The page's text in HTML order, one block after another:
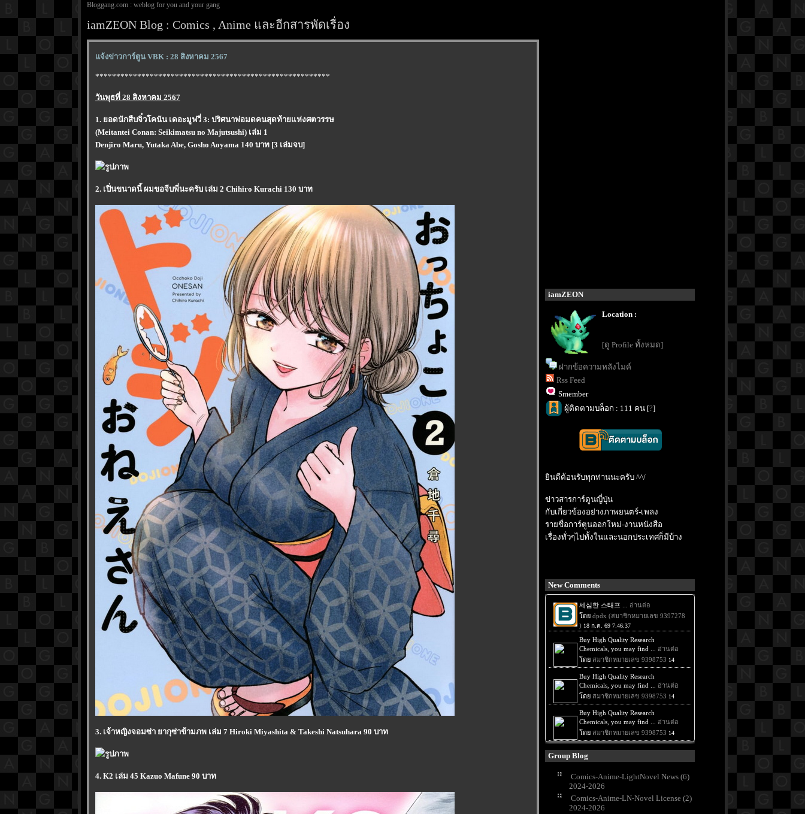
Bloggang.com : weblog for you and your gang
iamZEON Blog : Comics , Anime และอีกสารพัดเรื่อง
จ้งข่าวการ์ตูน VBK : 28 สิงหาคม 2567
********************************************************
วันพุธที่ 28 สิงหาคม 2567
1. ยอดนักสืบจิ๋วโคนัน เดอะมูฟวี่ 3: ปริศนาพ่อมดคนสุดท้ายแห่งศตวรรษ
(Meitantei Conan: Seikimatsu no Majutsushi) เล่ม 1
Denjiro Maru, Yutaka Abe, Gosho Aoyama 140 บาท [3 เล่มจบ]
2. เปิ่นขนาดนี้ ผมขอจีบพี่นะครับ เล่ม 2 Chihiro Kurachi 130 บาท
3. เจ้าหญิงจอมซ่า ยากุซ่าข้ามภพ เล่ม 7 Hiroki Miyashita & Takeshi Natsuhara 90 บาท
4. K2 เล่ม 45 Kazuo Mafune 90 บาท
iamZEON
Location :
[ดู Profile ทั้งหมด]
ฝากข้อความหลังไมค์
Rss Feed
Smember
ผู้ติดตามบล็อก : 111 คน [?]
ินดีต้อนรับทุกท่านนะครับ ^^/
ข่าวสารการ์ตูนญี่ปุ่น
กับเกี่ยวข้องอย่างภาพยนตร์-เพลง
รายชื่อการ์ตูนออกใหม่-งานหนังสือ
เรื่องทั่วๆไปทั้งในและนอกประเทศก็มีบ้าง
New Comments
Group Blog
Comics-Anime-LightNovel News (6)
2024-2026
Comics-Anime-LN-Novel License (2)
2024-2026